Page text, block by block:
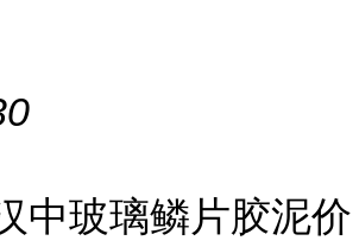
中玻璃鳞片胶泥价